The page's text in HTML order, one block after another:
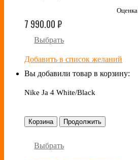
Оценка
7 990.00₽
Выбрать
Добавить в список желаний
Вы добавили товар в корзину:
Nike Ja 4 White/Black
Корзина Продолжить
Выбрать